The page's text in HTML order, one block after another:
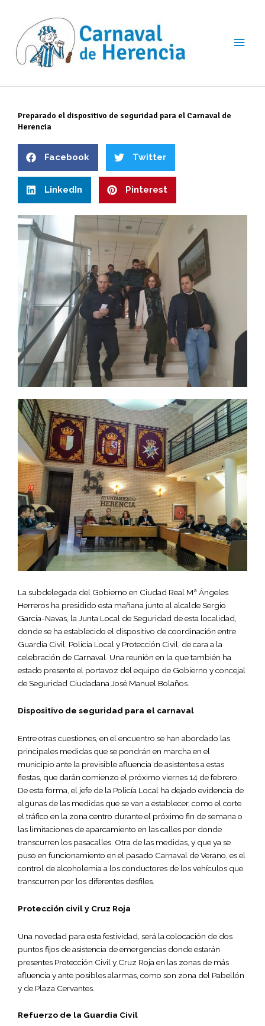
contenido
Preparado el dispositivo de seguridad para el Carnaval de
Herencia
Facebook Twitter
LinkedIn Pinterest
La subdelegada del Gobierno en Ciudad Real Mª Ángeles
Herreros ha presidido esta mañana junto al alcalde Sergio
García-Navas, la Junta Local de Seguridad de esta localidad,
donde se ha establecido el dispositivo de coordinación entre
Guardia Civil, Policía Local y Protección Civil, de cara a la
celebración de Carnaval. Una reunión en la que también ha
estado presente el portavoz del equipo de Gobierno y concejal
de Seguridad Ciudadana José Manuel Bolaños.
Dispositivo de seguridad para el carnaval
Entre otras cuestiones, en el encuentro se han abordado las
principales medidas que se pondrán en marcha en el
municipio ante la previsible afluencia de asistentes a estas
fiestas, que darán comienzo el próximo viernes 14 de febrero.
De esta forma, el jefe de la Policía Local ha dejado evidencia de
algunas de las medidas que se van a establecer, como el corte
el tráfico en la zona centro durante el próximo fin de semana o
las limitaciones de aparcamiento en las calles por donde
transcurren los pasacalles. Otra de las medidas, y que ya se
puso en funcionamiento en el pasado Carnaval de Verano, es el
control de alcoholemia a los conductores de los vehículos que
transcurren por los diferentes desfiles.
Protección civil y Cruz Roja
Una novedad para esta festividad, será la colocación de dos
puntos fijos de asistencia de emergencias donde estarán
presentes Protección Civil y Cruz Roja en las zonas de más
afluencia y ante posibles alarmas, como son zona del Pabellón
y de Plaza Cervantes.
Refuerzo de la Guardia Civil